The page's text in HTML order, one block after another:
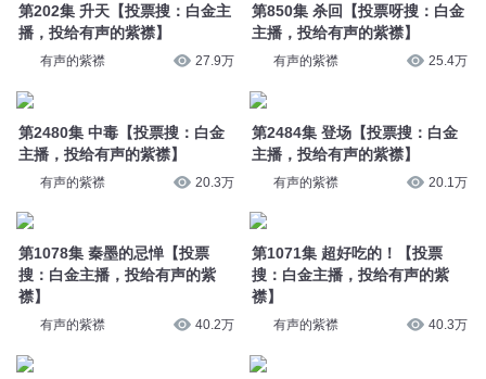
第202集 升天【投票搜：白金主
播，投给有声的紫襟】
有声的紫襟 27.9万
第2480集 中毒【投票搜：白金
主播，投给有声的紫襟】
有声的紫襟 20.3万
第1078集 秦墨的忌惮【投票
搜：白金主播，投给有声的紫
襟】
有声的紫襟 40.2万
第850集 杀回【投票呀搜：白金
主播，投给有声的紫襟】
有声的紫襟 25.4万
第2484集 登场【投票搜：白金
主播，投给有声的紫襟】
有声的紫襟 20.1万
第1071集 超好吃的！【投票
搜：白金主播，投给有声的紫
襟】
有声的紫襟 40.3万